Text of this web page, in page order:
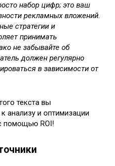
набор цифр; это ваш
рекламных вложений.
стратегии и
принимать
не забывайте об
должен регулярно
в зависимости от
текста вы
анализу и оптимизации
помощью ROI!